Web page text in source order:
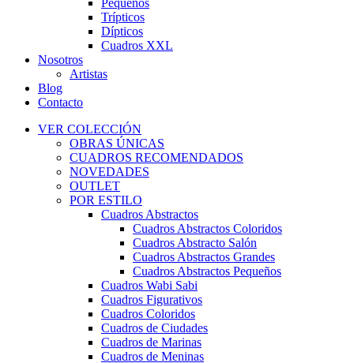
Pequeños
Trípticos
Dípticos
Cuadros XXL
Nosotros
Artistas
Blog
Contacto
VER COLECCIÓN
OBRAS ÚNICAS
CUADROS RECOMENDADOS
NOVEDADES
OUTLET
POR ESTILO
Cuadros Abstractos
Cuadros Abstractos Coloridos
Cuadros Abstracto Salón
Cuadros Abstractos Grandes
Cuadros Abstractos Pequeños
Cuadros Wabi Sabi
Cuadros Figurativos
Cuadros Coloridos
Cuadros de Ciudades
Cuadros de Marinas
Cuadros de Meninas